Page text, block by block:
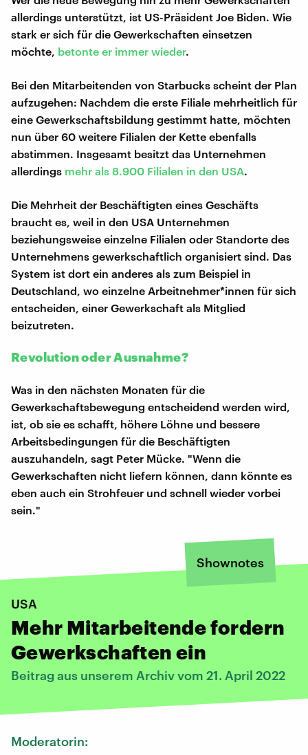
allerdings unterstützt, ist US-Präsident Joe Biden. Wie
stark er sich für die Gewerkschaften einsetzen
möchte, betonte er immer wieder.
Bei den Mitarbeitenden von Starbucks scheint der Plan
aufzugehen: Nachdem die erste Filiale mehrheitlich für
eine Gewerkschaftsbildung gestimmt hatte, möchten
nun über 60 weitere Filialen der Kette ebenfalls
abstimmen. Insgesamt besitzt das Unternehmen
allerdings mehr als 8.900 Filialen in den USA.
Die Mehrheit der Beschäftigten eines Geschäfts
braucht es, weil in den USA Unternehmen
beziehungsweise einzelne Filialen oder Standorte des
Unternehmens gewerkschaftlich organisiert sind. Das
System ist dort ein anderes als zum Beispiel in
Deutschland, wo einzelne Arbeitnehmer*innen für sich
entscheiden, einer Gewerkschaft als Mitglied
beizutreten.
Revolution oder Ausnahme?
Was in den nächsten Monaten für die
Gewerkschaftsbewegung entscheidend werden wird,
ist, ob sie es schafft, höhere Löhne und bessere
Arbeitsbedingungen für die Beschäftigten
auszuhandeln, sagt Peter Mücke. "Wenn die
Gewerkschaften nicht liefern können, dann könnte es
eben auch ein Strohfeuer und schnell wieder vorbei
sein."
Shownotes
USA
Mehr Mitarbeitende fordern
Gewerkschaften ein
Beitrag aus unserem Archiv vom 21. April 2022
Moderatorin: